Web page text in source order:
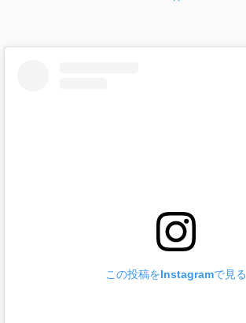
この投稿をInstagramで見る